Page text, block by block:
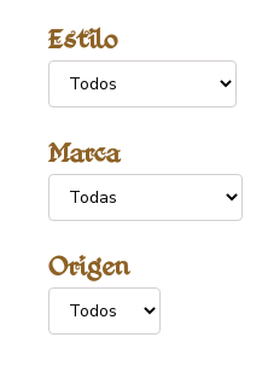
Estilo
Marca
Origen